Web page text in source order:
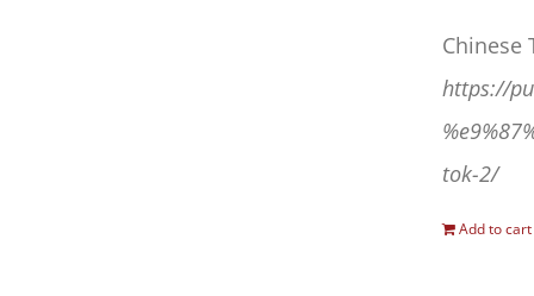
Chinese
https://
tok-2/
Add to cart